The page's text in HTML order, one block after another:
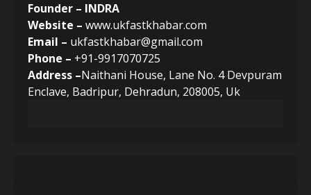
Founder – INDRA
Website – www.ukfastkhabar.com
Email – ukfastkhabar@gmail.com
Phone – +91-9917070725
Address –Naithani House, Lane No. 4 Devpuram
Enclave, Badripur, Dehradun, 208005, Uk